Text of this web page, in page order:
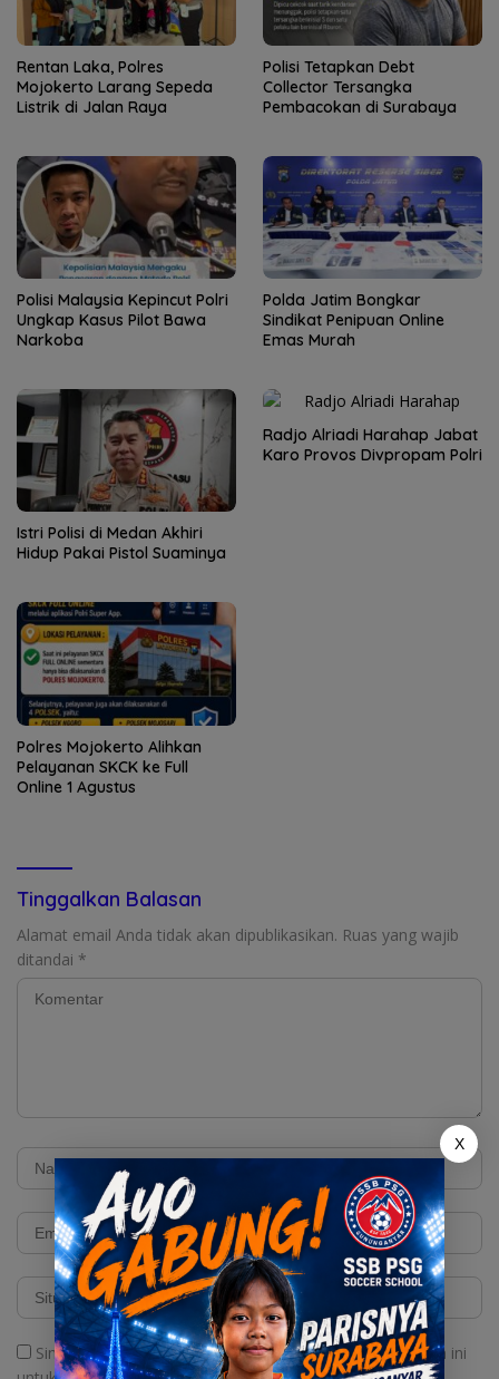
Rentan Laka, Polres
Mojokerto Larang Sepeda
Listrik di Jalan Raya
Polisi Tetapkan Debt
Collector Tersangka
Pembacokan di Surabaya
Polisi Malaysia Kepincut Polri
Ungkap Kasus Pilot Bawa
Narkoba
Polda Jatim Bongkar
Sindikat Penipuan Online
Emas Murah
Istri Polisi di Medan Akhiri
Hidup Pakai Pistol Suaminya
Radjo Alriadi Harahap Jabat
Karo Provos Divpropam Polri
Polres Mojokerto Alihkan
Pelayanan SKCK ke Full
Online 1 Agustus
Tinggalkan Balasan
Alamat email Anda tidak akan dipublikasikan. Ruas yang wajib
ditandai *
Simpan nama, email, dan situs web saya pada peramban ini
X